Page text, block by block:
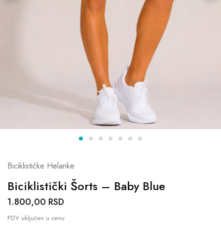
Biciklističke Helanke
Biciklistički Šorts – Baby Blue
1.800,00 RSD